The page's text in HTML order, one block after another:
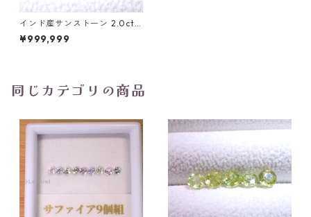
インド産サンストーン 2.0ct
9.0mm*6.9mm*5.0mm
¥999,999
同じカテゴリの商品